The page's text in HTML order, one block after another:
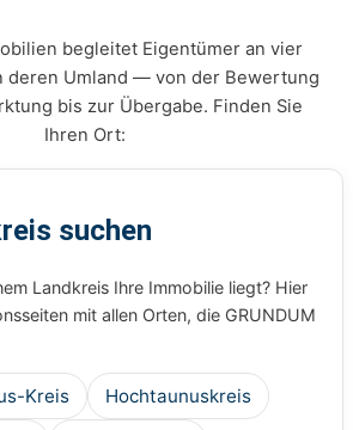
begleitet Eigentümer an vier
deren Umland — von der Bewertung
bis zur Übergabe. Finden Sie
Ihren Ort:
suchen
Landkreis Ihre Immobilie liegt? Hier
mit allen Orten, die GRUNDUM
Kreis Hochtaunuskreis